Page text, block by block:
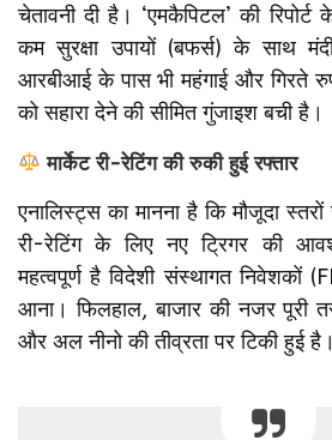
चेतावनी दी है। ‘एमकैपिटल’ की
कम सुरक्षा उपायों (बफर्स) के साथ
आरबीआई के पास भी महंगाई और गिरते
को सहारा देने की सीमित गुंजाइश बची है।
मार्केट री-रेटिंग की रुकी हुई रफ्तार
एनालिस्ट्स का मानना है कि मौजूदा
री-रेटिंग के लिए नए ट्रिगर की
महत्वपूर्ण है विदेशी संस्थागत निवेशकों
आना। फिलहाल, बाजार की नजर पूरी
और अल नीनो की तीव्रता पर टिकी हुई है।